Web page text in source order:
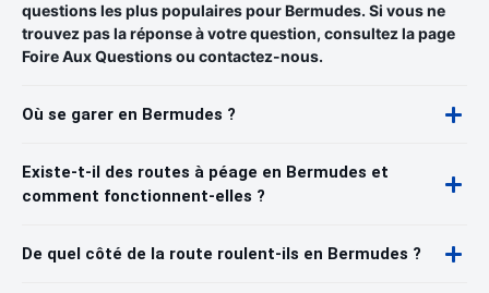
questions les plus populaires pour Bermudes. Si vous ne
trouvez pas la réponse à votre question, consultez la page
Foire Aux Questions ou contactez-nous.
Où se garer en Bermudes ?
Existe-t-il des routes à péage en Bermudes et
comment fonctionnent-elles ?
De quel côté de la route roulent-ils en Bermudes ?